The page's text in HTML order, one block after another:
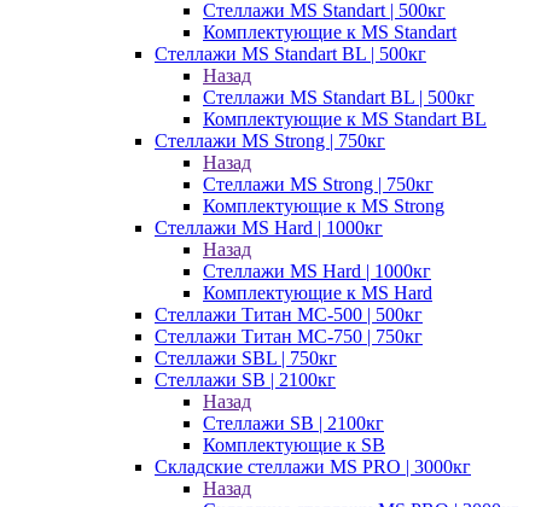
Стеллажи MS Standart | 500кг
Комплектующие к MS Standart
Стеллажи MS Standart BL | 500кг
Назад
Стеллажи MS Standart BL | 500кг
Комплектующие к MS Standart BL
Стеллажи MS Strong | 750кг
Назад
Стеллажи MS Strong | 750кг
Комплектующие к MS Strong
Стеллажи MS Hard | 1000кг
Назад
Стеллажи MS Hard | 1000кг
Комплектующие к MS Hard
Стеллажи Титан МС-500 | 500кг
Стеллажи Титан МС-750 | 750кг
Стеллажи SBL | 750кг
Стеллажи SB | 2100кг
Назад
Стеллажи SB | 2100кг
Комплектующие к SB
Складские стеллажи MS PRO | 3000кг
Назад